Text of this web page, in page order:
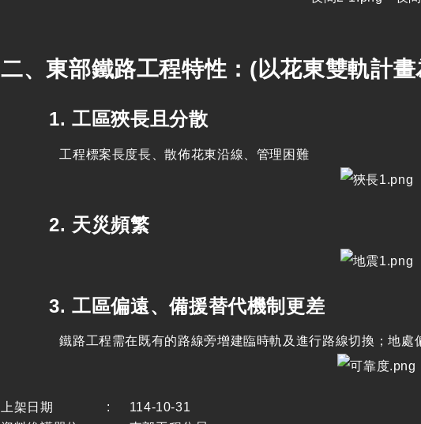
二、東部鐵路工程特性：(以花東雙軌計
1. 工區狹長且分散
工程標案長度長、散佈花東沿線、管理困難
2. 天災頻繁
3. 工區偏遠、備援替代機制更差
鐵路工程需在既有的路線旁增建臨時軌及進行路線切換；地處偏
上架日期 :
114-10-31